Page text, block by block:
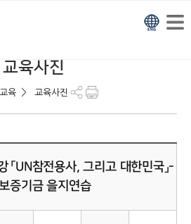
교육사진
교육> 교육사진
「UN참전용사, 그리고 대한민국」-
증기금 을지연습